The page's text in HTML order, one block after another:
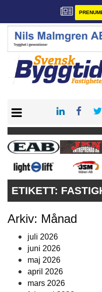
PRENUMERERA
VÅRA ANDRA
ANNONSERA
ETIKETT:
Arkiv: Månad
juli 2026
juni 2026
maj 2026
april 2026
mars 2026